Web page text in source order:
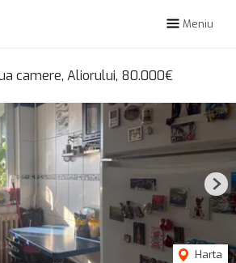
Meniu
camere, Aliorului, 80.000€
Harta